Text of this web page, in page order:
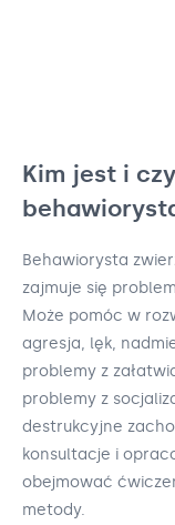
Kim jest i
Behawiorysta
zajmuje się
Może pomóc w
agresja, lęk,
problemy z
problemy z
destrukcyjne
konsultacje i
obejmować
metody.